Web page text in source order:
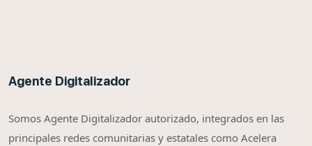
Agente Digitalizador
Somos Agente Digitalizador autorizado, integrados en las
principales redes comunitarias y estatales como Acelera